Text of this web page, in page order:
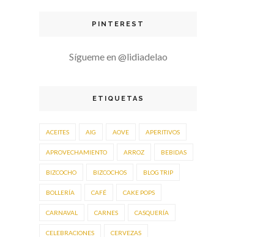
PINTEREST
Sígueme en @lidiadelao
ETIQUETAS
ACEITES AIG AOVE APERITIVOS
APROVECHAMIENTO ARROZ BEBIDAS
BIZCOCHO BIZCOCHOS BLOG TRIP
BOLLERÍA CAFÉ CAKE POPS
CARNAVAL CARNES CASQUERÍA
CELEBRACIONES CERVEZAS